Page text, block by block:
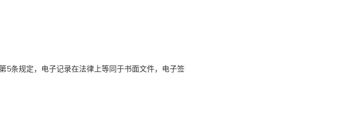
5条规定，电子记录在法律上等同于书面文件，电子签